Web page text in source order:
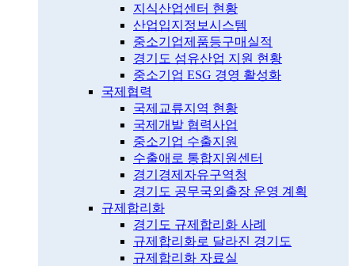
지식산업센터 현황
산업입지정보시스템
중소기업제품등구매실적
경기도 섬유산업 지원 현황
중소기업 ESG 경영 활성화
국제협력
국제교류지역 현황
국제개발 협력사업
중소기업 수출지원
수출애로 통합지원센터
경기경제자유구역청
경기도 공무국외출장 운영 계획
규제합리화
경기도 규제합리화 사례
규제합리화로 달라진 경기도
규제합리화 자료실